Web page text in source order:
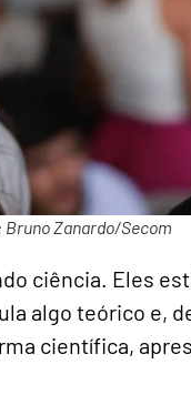
Bruno Zanardo/Secom
ciência. Eles
algo teórico e,
científica,